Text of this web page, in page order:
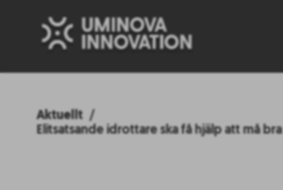
Aktuellt
Elitsatsande idrottare ska få hjälp att må bra